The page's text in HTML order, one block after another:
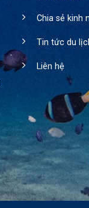
Chia sẻ kinh
Tin tức du
Liên hệ